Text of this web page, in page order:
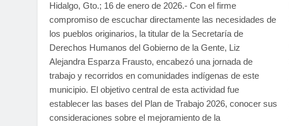
Hidalgo, Gto.; 16 de enero de 2026.- Con el firme
compromiso de escuchar directamente las necesidades de
los pueblos originarios, la titular de la Secretaría de
Derechos Humanos del Gobierno de la Gente, Liz
Alejandra Esparza Frausto, encabezó una jornada de
trabajo y recorridos en comunidades indígenas de este
municipio. El objetivo central de esta actividad fue
establecer las bases del Plan de Trabajo 2026, conocer sus
consideraciones sobre el mejoramiento de la